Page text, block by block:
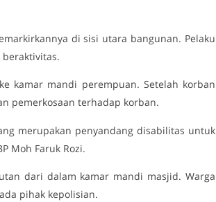
di sisi utara bangunan. Pelaku
kamar mandi perempuan. Setelah korban
pemerkosaan terhadap korban.
merupakan penyandang disabilitas untuk
Moh Faruk Rozi.
dari dalam kamar mandi masjid. Warga
pihak kepolisian.